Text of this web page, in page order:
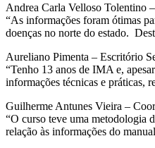
Andrea Carla Velloso Tolentino
“As informações foram ótimas
doenças no norte do estado.
Aureliano Pimenta – Escritório
“Tenho 13 anos de IMA e,
informações técnicas e práticas,
Guilherme Antunes Vieira –
“O curso teve uma metodologia
relação às informações do